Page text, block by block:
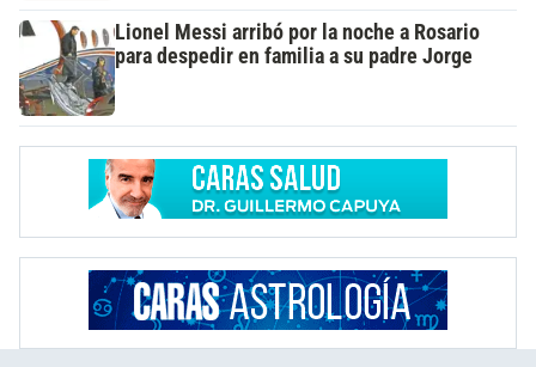
Lionel Messi arribó por la noche a Rosario
para despedir en familia a su padre Jorge